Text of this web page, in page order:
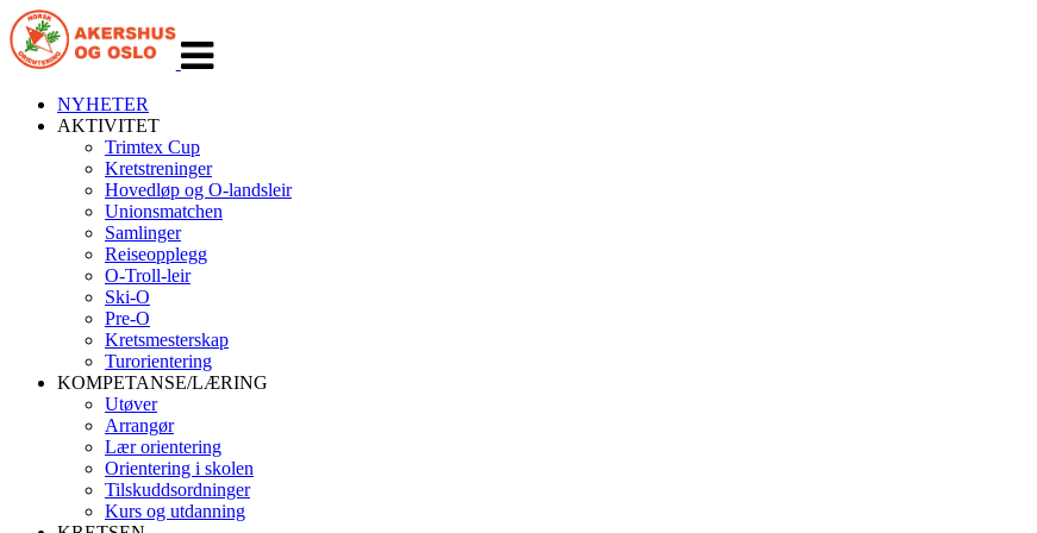
navigasjon
NYHETER
AKTIVITET
Trimtex Cup
Kretstreninger
Hovedløp og O-landsleir
Unionsmatchen
Samlinger
Reiseopplegg
O-Troll-leir
Ski-O
Pre-O
Kretsmesterskap
Turorientering
KOMPETANSE/LÆRING
Utøver
Arrangør
Lær orientering
Orientering i skolen
Tilskuddsordninger
Kurs og utdanning